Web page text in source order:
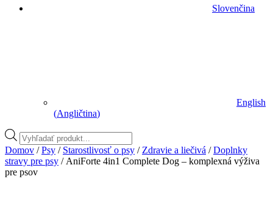
Slovenčina
English
(Angličtina)
Vyhľadávanie
produktov
Domov /Psy / Starostlivosť o psy / Zdravie a liečivá /Doplnky
stravy pre psy / AniForte 4in1 Complete Dog – komplexná výživa
pre psov